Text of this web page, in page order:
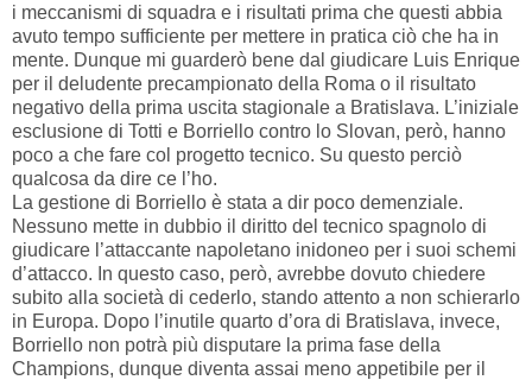
i meccanismi di squadra e i risultati prima che questi abbia
avuto tempo sufficiente per mettere in pratica ciò che ha in
mente. Dunque mi guarderò bene dal giudicare Luis Enrique
per il deludente precampionato della Roma o il risultato
negativo della prima uscita stagionale a Bratislava. L’iniziale
esclusione di Totti e Borriello contro lo Slovan, però, hanno
poco a che fare col progetto tecnico. Su questo perciò
qualcosa da dire ce l’ho.
La gestione di Borriello è stata a dir poco demenziale.
Nessuno mette in dubbio il diritto del tecnico spagnolo di
giudicare l’attaccante napoletano inidoneo per i suoi schemi
d’attacco. In questo caso, però, avrebbe dovuto chiedere
subito alla società di cederlo, stando attento a non schierarlo
in Europa. Dopo l’inutile quarto d’ora di Bratislava, invece,
Borriello non potrà più disputare la prima fase della
Champions, dunque diventa assai meno appetibile per il